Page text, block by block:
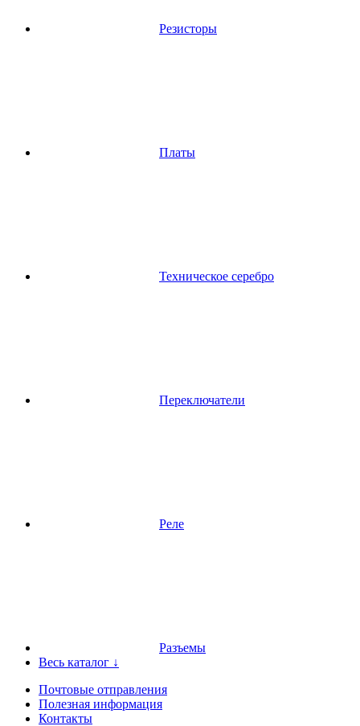
Резисторы
Платы
Техническое серебро
Переключатели
Реле
Разъемы
Весь каталог ↓
Почтовые отправления
Полезная информация
Контакты